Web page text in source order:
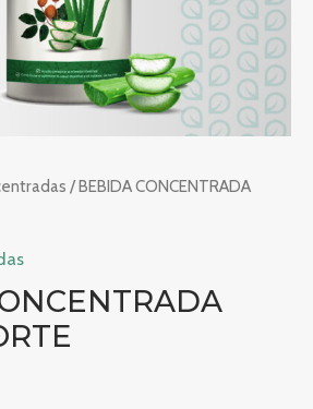
/ BEBIDA CONCENTRADA